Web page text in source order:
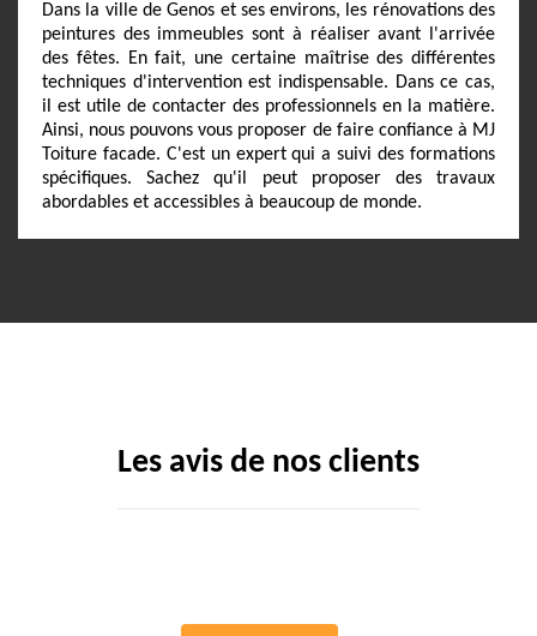
Dans la ville de Genos et ses environs, les rénovations des
peintures des immeubles sont à réaliser avant l'arrivée
des fêtes. En fait, une certaine maîtrise des différentes
techniques d'intervention est indispensable. Dans ce cas,
il est utile de contacter des professionnels en la matière.
Ainsi, nous pouvons vous proposer de faire confiance à MJ
Toiture facade. C'est un expert qui a suivi des formations
spécifiques. Sachez qu'il peut proposer des travaux
abordables et accessibles à beaucoup de monde.
Les avis de nos clients